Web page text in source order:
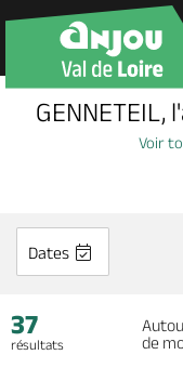
Découvrir
Agenda
Dormir, manger
Voir
Dates
37
résultats
de